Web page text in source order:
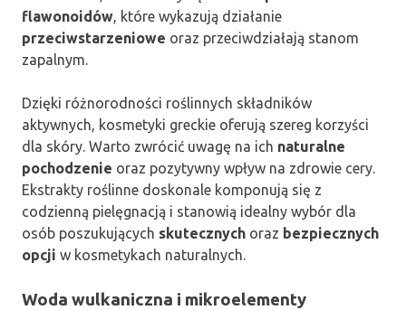
flawonoidów, które wykazują działanie
przeciwstarzeniowe oraz przeciwdziałają stanom
zapalnym.
Dzięki różnorodności roślinnych składników
aktywnych, kosmetyki greckie oferują szereg korzyści
dla skóry. Warto zwrócić uwagę na ich naturalne
pochodzenie oraz pozytywny wpływ na zdrowie cery.
Ekstrakty roślinne doskonale komponują się z
codzienną pielęgnacją i stanowią idealny wybór dla
osób poszukujących skutecznych oraz bezpiecznych
opcji w kosmetykach naturalnych.
Woda wulkaniczna i mikroelementy